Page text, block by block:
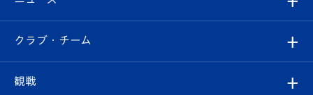
すべて
クラブ・チーム
観戦